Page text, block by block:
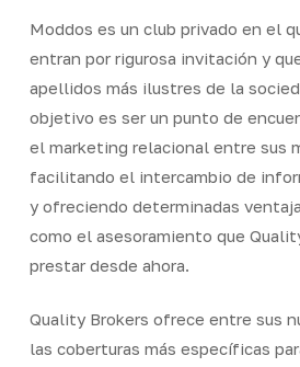
Moddos es un club privado en el
entran por rigurosa invitación y
apellidos más ilustres de la
objetivo es ser un punto de
el marketing relacional entre sus
facilitando el intercambio de
y ofreciendo determinadas
como el asesoramiento que
prestar desde ahora.
Quality Brokers ofrece entre sus
las coberturas más específicas